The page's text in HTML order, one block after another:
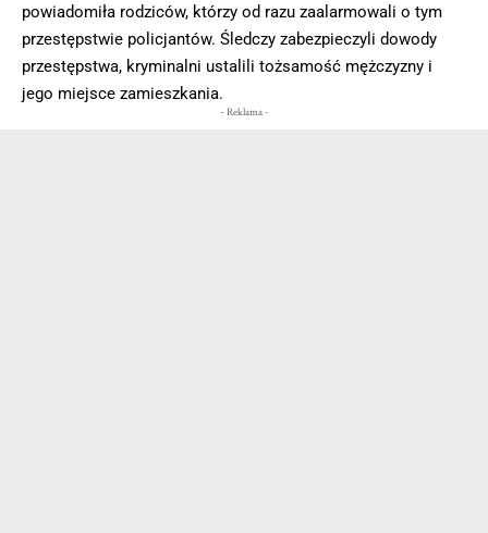
powiadomiła rodziców, którzy od razu zaalarmowali o tym
przestępstwie policjantów. Śledczy zabezpieczyli dowody
przestępstwa, kryminalni ustalili tożsamość mężczyzny i
jego miejsce zamieszkania.
- Reklama -